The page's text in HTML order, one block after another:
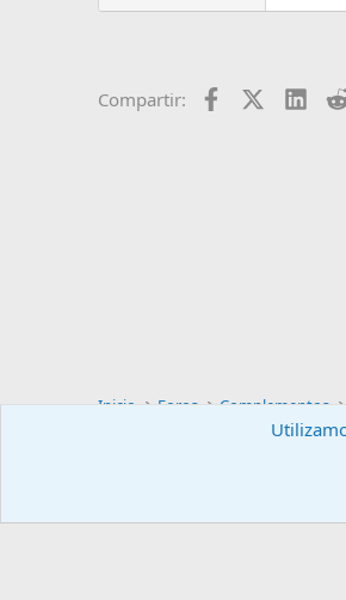
Compartir: Facebook
X
Inicio Foros Complementos